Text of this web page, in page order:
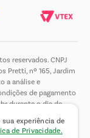
experiência de
de Privacidade.
reservados. CNPJ
Pretti, nº 165, Jardim
a análise e
de pagamento
durante o dia de
por cliente. Não